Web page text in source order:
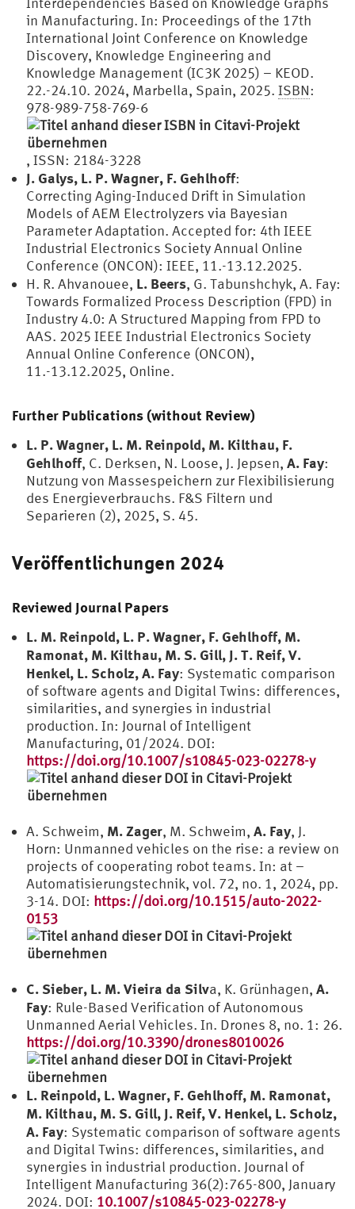
in Manufacturing. In: Proceedings of the 17th
International Joint Conference on Knowledge
Discovery, Knowledge Engineering and
Knowledge Management (IC3K 2025) – KEOD.
22.-24.10. 2024, Marbella, Spain, 2025. ISBN:
978-989-758-769-6
, ISSN: 2184-3228
J. Galys, L. P. Wagner, F. Gehlhoff:
Correcting Aging-Induced Drift in Simulation
Models of AEM Electrolyzers via Bayesian
Parameter Adaptation. Accepted for: 4th IEEE
Industrial Electronics Society Annual Online
Conference (ONCON): IEEE, 11.-13.12.2025.
H. R. Ahvanouee, L. Beers, G. Tabunshchyk, A. Fay:
Towards Formalized Process Description (FPD) in
Industry 4.0: A Structured Mapping from FPD to
AAS. 2025 IEEE Industrial Electronics Society
Annual Online Conference (ONCON),
11.-13.12.2025, Online.
Further Publications (without Review)
L. P. Wagner, L. M. Reinpold, M. Kilthau, F.
Gehlhoff, C. Derksen, N. Loose, J. Jepsen, A. Fay:
Nutzung von Massespeichern zur Flexibilisierung
des Energieverbrauchs. F&S Filtern und
Separieren (2), 2025, S. 45.
Veröffentlichungen 2024
Reviewed Journal Papers
L. M. Reinpold, L. P. Wagner, F. Gehlhoff, M.
Ramonat, M. Kilthau, M. S. Gill, J. T. Reif, V.
Henkel, L. Scholz, A. Fay: Systematic comparison
of software agents and Digital Twins: differences,
similarities, and synergies in industrial
production. In: Journal of Intelligent
Manufacturing, 01/2024. DOI:
https://doi.org/10.1007/s10845-023-02278-y
A. Schweim, M. Zager, M. Schweim, A. Fay, J.
Horn: Unmanned vehicles on the rise: a review on
projects of cooperating robot teams. In: at –
Automatisierungstechnik, vol. 72, no. 1, 2024, pp.
3-14. DOI: https://doi.org/10.1515/auto-2022-
0153
C. Sieber, L. M. Vieira da Silva, K. Grünhagen, A.
Fay: Rule-Based Verification of Autonomous
Unmanned Aerial Vehicles. In. Drones 8, no. 1: 26.
https://doi.org/10.3390/drones8010026
L. Reinpold, L. Wagner, F. Gehlhoff, M. Ramonat,
M. Kilthau, M. S. Gill, J. Reif, V. Henkel, L. Scholz,
A. Fay: Systematic comparison of software agents
and Digital Twins: differences, similarities, and
synergies in industrial production. Journal of
Intelligent Manufacturing 36(2):765-800, January
2024. DOI: 10.1007/s10845-023-02278-y